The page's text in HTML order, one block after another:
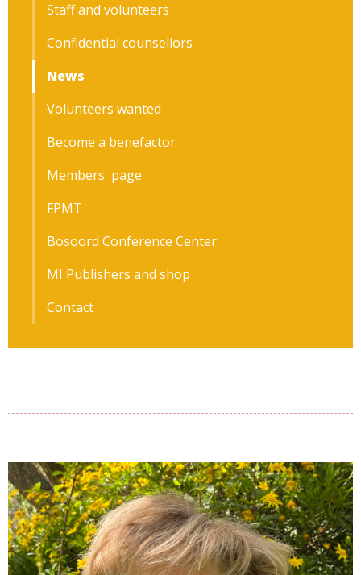
Staff and volunteers
Confidential counsellors
News
Volunteers wanted
Become a benefactor
Members' page
FPMT
Bosoord Conference Center
MI Publishers and shop
Contact